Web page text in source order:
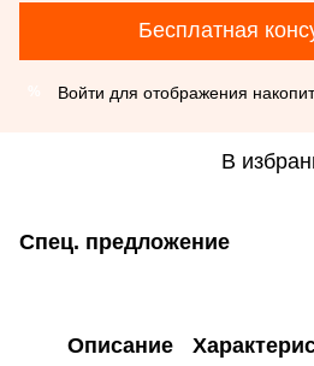
Бесплатная
Войти для отображения
В
Спец. предложение
Описание